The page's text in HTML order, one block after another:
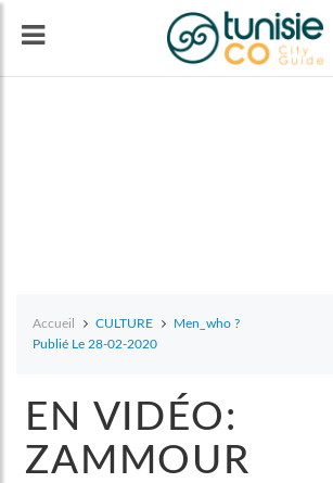
Accueil CULTURE
Men_who ?
Publié Le 28-02-2020
EN VIDÉO:
ZAMMOUR